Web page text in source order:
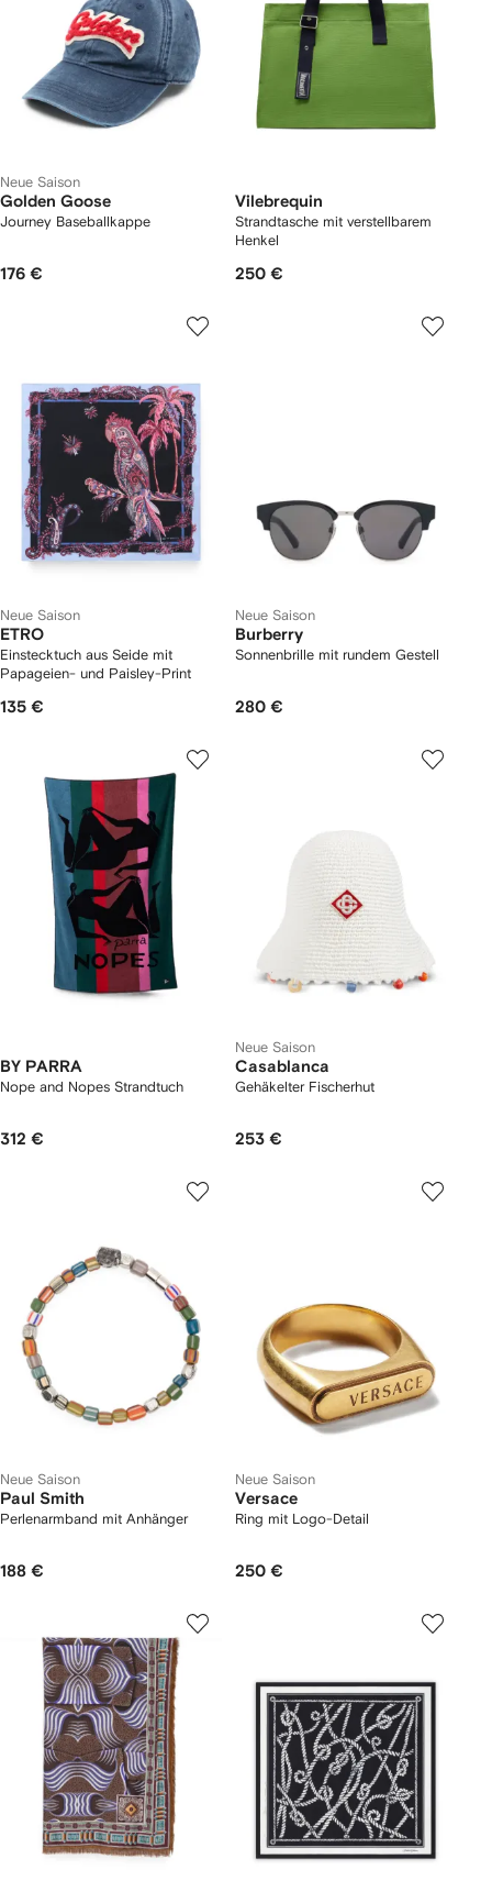
Neue Saison
Golden Goose
Journey Baseballkappe
176 €
Vilebrequin
Strandtasche mit verstellbarem
Henkel
250 €
Neue Saison
ETRO
Einstecktuch aus Seide mit
Papageien- und Paisley-Print
135 €
Neue Saison
Burberry
Sonnenbrille mit rundem Gestell
280 €
BY PARRA
Nope and Nopes Strandtuch
312 €
Neue Saison
Casablanca
Gehäkelter Fischerhut
253 €
Neue Saison
Paul Smith
Perlenarmband mit Anhänger
188 €
Neue Saison
Versace
Ring mit Logo-Detail
250 €